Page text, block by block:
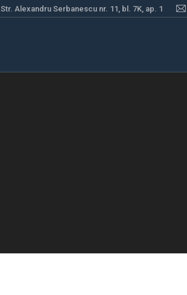
Str. Alexandru Serbanescu nr. 11, bl. 7K, ap. 1